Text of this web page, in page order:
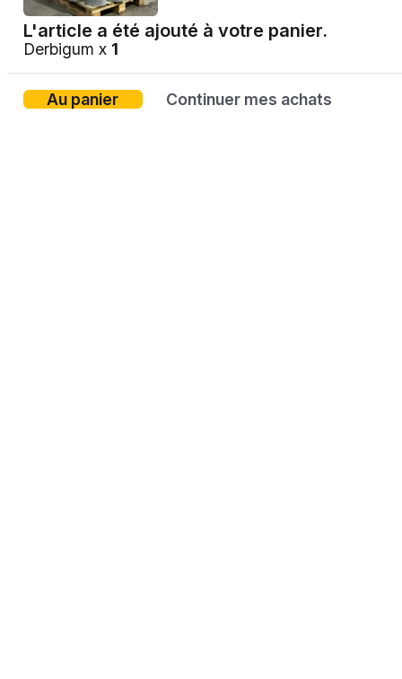
L'article a été ajouté à votre panier.
Derbigum x 1
Au panier Continuer mes achats